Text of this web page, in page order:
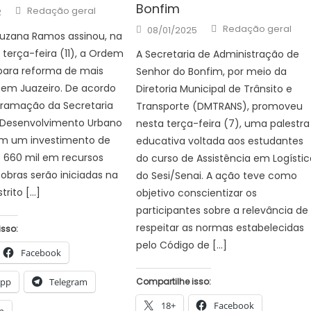
Author
Redação geral
Ramos assinou, na
feira (11), a Ordem
reforma de mais
Juazeiro. De acordo
da Secretaria
Urbano
um investimento de
660 mil em recursos
serão iniciadas na
[…]
Facebook
Telegram
Bonfim
Posted
on
08/01/2025 Author
Redação geral
A Secretaria de Administração de
Senhor do Bonfim, por meio da
Diretoria Municipal de Trânsito e
Transporte (DMTRANS), promoveu
nesta terça-feira (7), uma palestra
educativa voltada aos estudantes
do curso de Assistência em
do Sesi/Senai. A ação teve como
objetivo conscientizar os
participantes sobre a relevância de
respeitar as normas estabelecidas
pelo Código de […]
Compartilhe isso:
18+ Facebook